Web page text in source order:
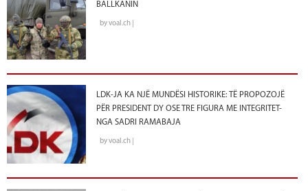
BALLKANIN
by voal.ch |
LDK-JA KA NJË MUNDËSI HISTORIKE: TË PROPOZOJË
PËR PRESIDENT DY OSE TRE FIGURA ME INTEGRITET-
NGA SADRI RAMABAJA
by voal.ch |